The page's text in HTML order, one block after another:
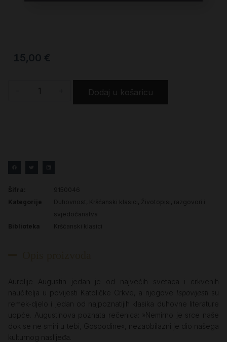
15,00 €
Dodaj u košaricu
Šifra:
9150046
Kategorije
Duhovnost Kršćanski klasici
Životopisi, razgovori i
svjedočanstva
Biblioteka
Kršćanski klasici
Aurelije Augustin jedan je od najvećih svetaca i crkvenih
naučitelja u povijesti Katoličke Crkve, a njegove Ispovijesti
su
remek-djelo i jedan od najpoznatijih klasika duhovne literature
uopće. Augustinova poznata rečenica: »Nemirno je srce naše
dok se ne smiri u tebi, Gospodine«, nezaobilazni je dio našega
kulturnog naslijeđa.